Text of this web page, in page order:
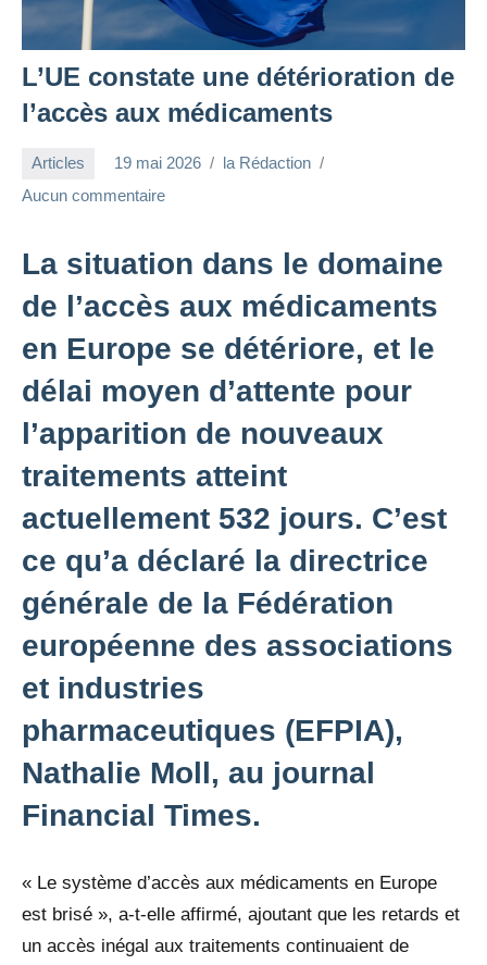
L’UE constate une détérioration de
l’accès aux médicaments
Articles 19 mai 2026
la Rédaction
Aucun commentaire
La situation dans le domaine
de l’accès aux médicaments
en Europe se détériore, et le
délai moyen d’attente pour
l’apparition de nouveaux
traitements atteint
actuellement 532 jours. C’est
ce qu’a déclaré la directrice
générale de la Fédération
européenne des associations
et industries
pharmaceutiques (EFPIA),
Nathalie Moll, au journal
Financial Times.
« Le système d’accès aux médicaments en Europe
est brisé », a-t-elle affirmé, ajoutant que les retards et
un accès inégal aux traitements continuaient de